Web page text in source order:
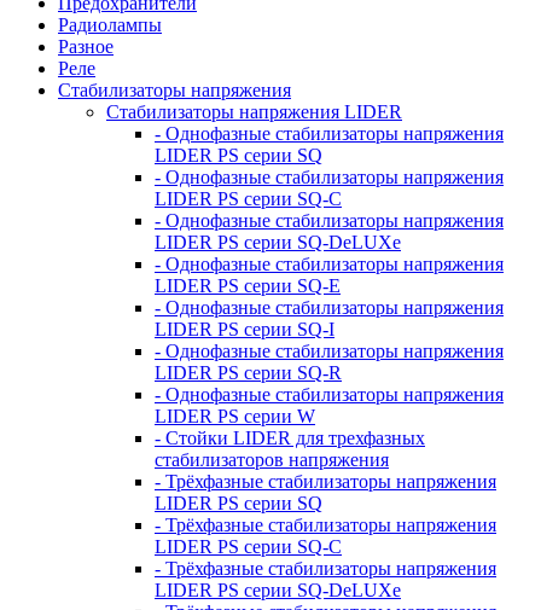
Радиолампы
Разное
Реле
Стабилизаторы напряжения
Стабилизаторы напряжения LIDER
- Однофазные стабилизаторы напряжения
LIDER PS серии SQ
- Однофазные стабилизаторы напряжения
LIDER PS серии SQ-C
- Однофазные стабилизаторы напряжения
LIDER PS серии SQ-DeLUXe
- Однофазные стабилизаторы напряжения
LIDER PS серии SQ-E
- Однофазные стабилизаторы напряжения
LIDER PS серии SQ-I
- Однофазные стабилизаторы напряжения
LIDER PS серии SQ-R
- Однофазные стабилизаторы напряжения
LIDER PS серии W
- Стойки LIDER для трехфазных
стабилизаторов напряжения
- Трёхфазные стабилизаторы напряжения
LIDER PS серии SQ
- Трёхфазные стабилизаторы напряжения
LIDER PS серии SQ-C
- Трёхфазные стабилизаторы напряжения
LIDER PS серии SQ-DeLUXe